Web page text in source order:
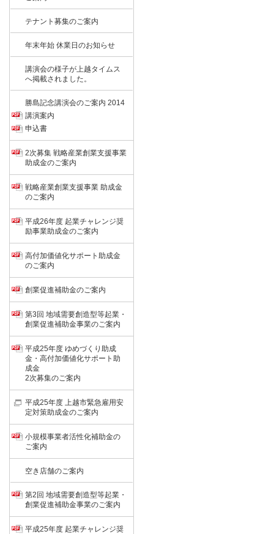
テナント募集のご案内
年末年始 休業日のお知らせ
講演会の様子が上越タイムス
へ掲載されました。
勝島記念講演会のご案内 2014
講演案内
申込書
2次募集 戦略産業創業支援事業
助成金のご案内
戦略産業創業支援事業 助成金
のご案内
平成26年度 起業チャレンジ奨
励事業助成金のご案内
高付加価値化サポート助成金
のご案内
創業促進補助金のご案内
第3回 地域需要創造型等起業・
創業促進補助金事業のご案内
平成25年度 ゆめづくり助成
金・高付加価値化サポート助
成金
2次募集のご案内
平成25年度 上越市緊急雇用安
定対策助成金のご案内
小規模事業者活性化補助金の
ご案内
空き店舗のご案内
第2回 地域需要創造型等起業・
創業促進補助金事業のご案内
平成25年度 起業チャレンジ奨